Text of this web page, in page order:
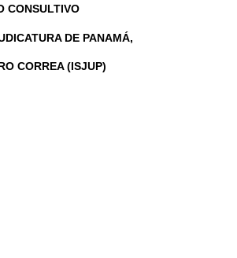
CONSULTIVO
DE PANAMÁ,
CORREA (ISJUP)